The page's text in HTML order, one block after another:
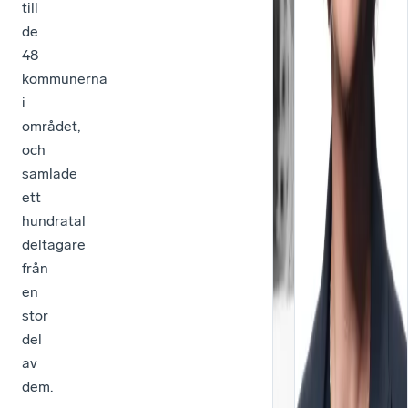
till
de
48
kommunerna
i
området,
och
samlade
ett
hundratal
deltagare
från
en
stor
del
av
dem.
en
del